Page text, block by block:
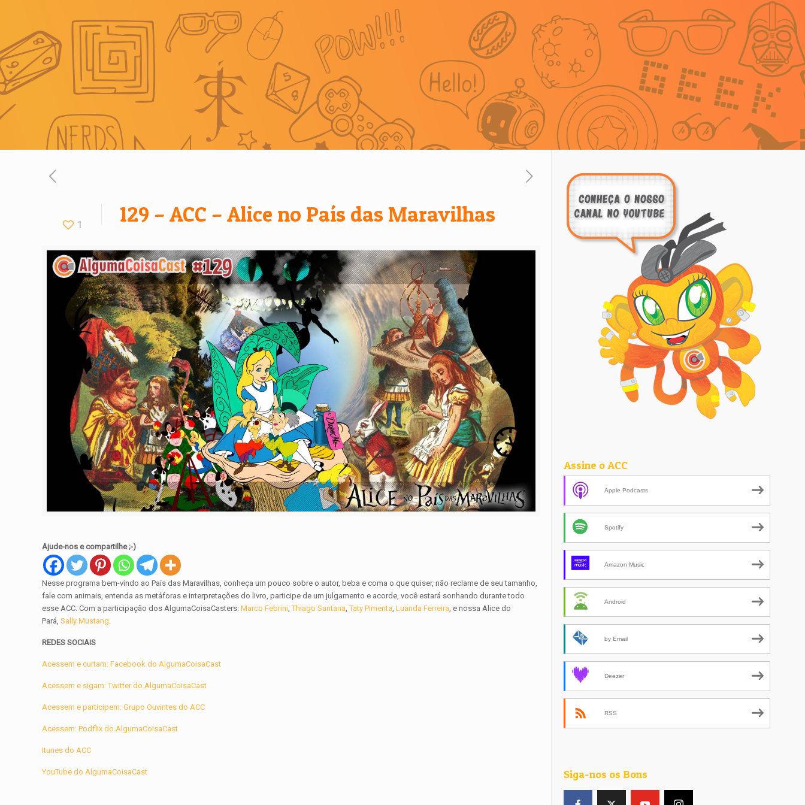
1 129 – ACC – Alice no País das Maravilhas
Ajude-nos e compartilhe ;-)
Nesse programa bem-vindo ao País das Maravilhas, conheça um pouco sobre o autor, beba e coma o que quiser, não reclame de seu tamanho,
fale com animais, entenda as metáforas e interpretações do livro, participe de um julgamento e acorde, você estará sonhando durante todo
esse ACC. Com a participação dos AlgumaCoisaCasters: Marco Febrini,Thiago Santana,Taty Pimenta,Luanda Ferreira, e nossa Alice do
Pará, Sally Mustang.
REDES SOCIAIS
Acessem e curtam: Facebook do AlgumaCoisaCast
Acessem e sigam: Twitter do AlgumaCoisaCast
Acessem e participem: Grupo Ouvintes do ACC
Acessem: Podflix do AlgumaCoisaCast
Itunes do ACC
YouTube do AlgumaCoisaCast
Assine o ACC
Apple Podcasts
Spotify
Amazon Music
Android
by Email
Deezer
RSS
Siga-nos os Bons